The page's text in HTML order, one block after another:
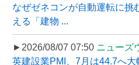
なぜゼネコンが自動運転に
える「建物 ...
►2026/08/07 07:50 ニューズ
英建設業PMI、7月は44.7へ